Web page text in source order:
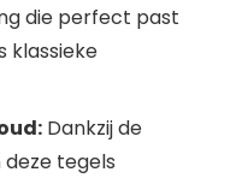
die perfect past
klassieke
Dankzij de
tegels